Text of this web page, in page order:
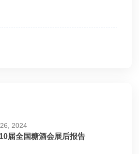
2024
届全国糖酒会展后报告